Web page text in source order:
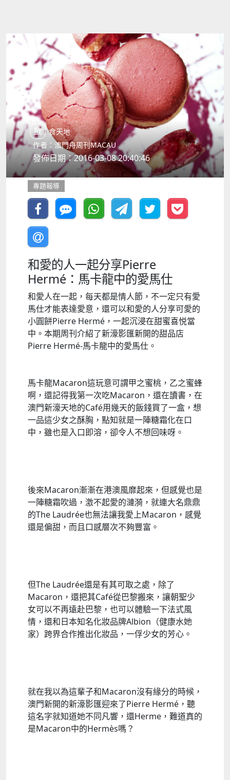
飲食天地
作者：澳門舟周刊MACAU
發佈日期：2016-03-08 20:40:46
專題報導
和愛的人一起分享Pierre
Hermé：馬卡龍中的愛馬仕
和愛人在一起，每天都是情人節，不一定只有愛
馬仕才能表達愛意，還可以和愛的人分享可愛的
小圓餅Pierre Hermé，一起沉浸在甜蜜喜悦當
中。本期周刊介紹了新濠影匯新開的甜品店
Pierre Hermé-馬卡龍中的愛馬仕。
馬卡龍Macaron這玩意可謂甲之蜜桃，乙之蜜蜂
啊，還記得我第一次吃Macaron，還在讀書，在
澳門新濠天地的Café用幾天的飯錢買了一盒，想
一品這少女之酥胸，點知就是一陣糖霜化在口
中，雖也是入口即溶，卻令人不想回味呀。
後來Macaron漸漸在港澳風靡起來，但感覺也是
一陣糖霜吹過，激不起愛的漣漪，就連大名鼎鼎
的The Laudrée也無法讓我愛上Macaron，感覺
還是偏甜，而且口感層次不夠豐富。
但The Laudrée還是有其可取之處，除了
Macaron，還把其Café從巴黎搬來，讓朝聖少
女可以不再遠赴巴黎，也可以體驗一下法式風
情，還和日本知名化妝品牌Albion（健康水她
家）跨界合作推出化妝品，一俘少女的芳心。
就在我以為這輩子和Macaron沒有緣分的時候，
澳門新開的新濠影匯迎來了Pierre Hermé，聽
這名字就知道她不同凡響，還Herme，難道真的
是Macaron中的Hermès嗎？